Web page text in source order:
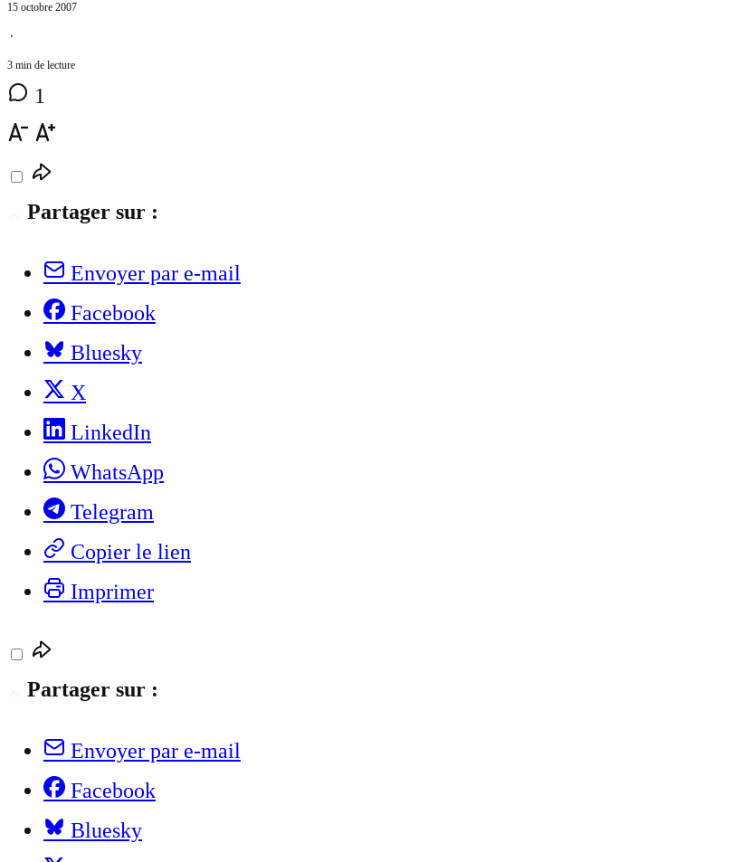
15 octobre 2007
⋅
3 min de lecture
1
Partager sur :
Envoyer par e-mail
Facebook
Bluesky
X
LinkedIn
WhatsApp
Telegram
Copier le lien
Imprimer
Partager sur :
Envoyer par e-mail
Facebook
Bluesky